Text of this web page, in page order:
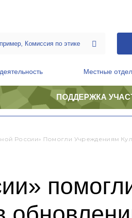
Местные
ПОДДЕРЖКА
России» Помогли Учреждениям